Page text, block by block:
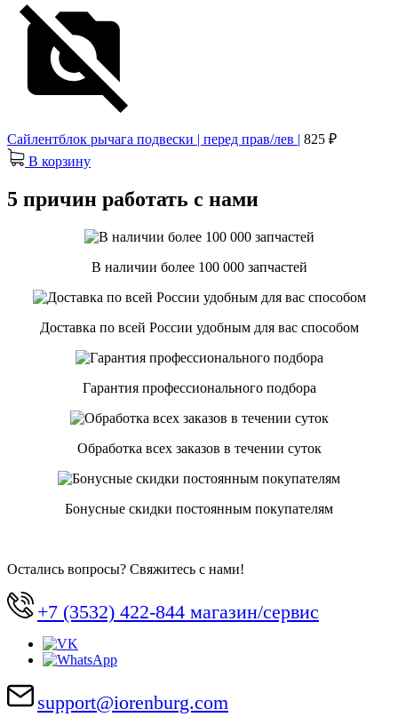
Сайлентблок рычага подвески | перед прав/лев | 825 ₽
В корзину
5 причин работать с нами
В наличии более 100 000 запчастей
Доставка по всей России удобным для вас способом
Гарантия профессионального подбора
Обработка всех заказов в течении суток
Бонусные скидки постоянным покупателям
Остались вопросы? Свяжитесь с нами!
+7 (3532) 422-844 магазин/сервис
support@iorenburg.com